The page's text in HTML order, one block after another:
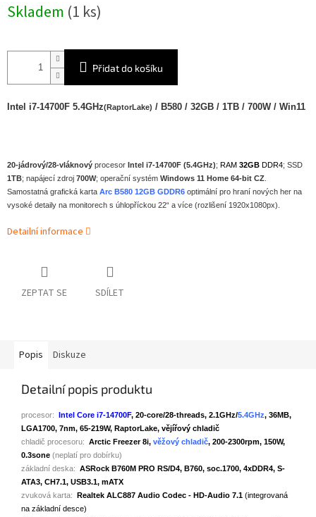
cena:
Skladem (1 ks)
Přidat do košíku
Intel i7-14700F 5.4GHz(RaptorLake) / B580 / 32GB / 1TB / 700W / Win11
20-jádrový/28-vláknový procesor Intel i7-14700F (5.4GHz); RAM 32GB DDR4; SSD
1TB; napájecí zdroj 700W; operační systém Windows 11 Home 64-bit CZ.
Samostatná grafická karta Arc B580 12GB GDDR6 optimální pro hraní nových her na
vysoké detaily na monitorech s úhlopříckou 22“ a více (rozlišení 1920x1080px).
Detailní informace
ZEPTAT SE SDÍLET
Popis Diskuze
Detailní popis produktu
procesor: Intel Core i7-14700F, 20-core/28-threads, 2.1GHz/5.4GHz, 36MB,
LGA1700, 7nm, 65-219W, RaptorLake, vějířový chladič
chladič procesoru: Arctic Freezer 8i, věžový chladič, 200-2300rpm, 150W,
0.3sone (neplatí pro dobírku)
základní deska: ASRock B760M PRO RS/D4, B760, soc.1700, 4xDDR4, S-
ATA3, CH7.1, USB3.1, mATX
zvuková karta: Realtek ALC887 Audio Codec - HD-Audio 7.1 (integrovaná
na základní desce)